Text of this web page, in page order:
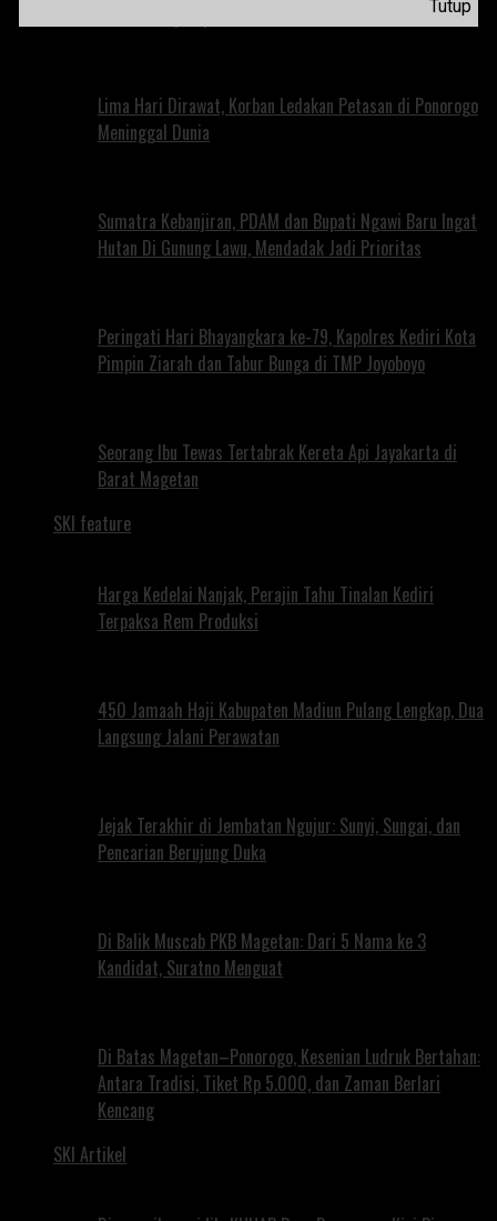
Lima Hari Dirawat, Korban Ledakan Petasan di Ponorogo
Meninggal Dunia
Sumatra Kebanjiran, PDAM dan Bupati Ngawi Baru Ingat
Hutan Di Gunung Lawu, Mendadak Jadi Prioritas
Peringati Hari Bhayangkara ke-79, Kapolres Kediri Kota
Pimpin Ziarah dan Tabur Bunga di TMP Joyoboyo
Seorang Ibu Tewas Tertabrak Kereta Api Jayakarta di
Barat Magetan
SKI feature
Harga Kedelai Nanjak, Perajin Tahu Tinalan Kediri
Terpaksa Rem Produksi
450 Jamaah Haji Kabupaten Madiun Pulang Lengkap, Dua
Langsung Jalani Perawatan
Jejak Terakhir di Jembatan Ngujur: Sunyi, Sungai, dan
Pencarian Berujung Duka
Di Balik Muscab PKB Magetan: Dari 5 Nama ke 3
Kandidat, Suratno Menguat
Di Batas Magetan–Ponorogo, Kesenian Ludruk Bertahan:
Antara Tradisi, Tiket Rp 5.000, dan Zaman Berlari
Kencang
SKI Artikel